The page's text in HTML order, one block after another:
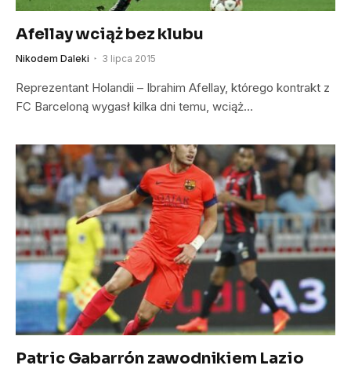
Afellay wciąż bez klubu
Nikodem Daleki 3 lipca 2015
Reprezentant Holandii – Ibrahim Afellay, którego kontrakt z
FC Barceloną wygasł kilka dni temu, wciąż…
Patric Gabarrón zawodnikiem Lazio